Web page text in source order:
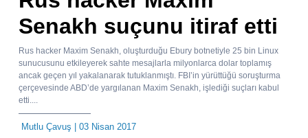
Senakh suçunu itiraf etti
Rus hacker Maxim Senakh, oluşturduğu Ebury botnetiyle 25 bin Linux
sunucusunu etkileyerek sahte mesajlarla milyonlarca dolar toplamış
ancak geçen yıl yakalanarak tutuklanmıştı. FBI’in yürüttüğü soruşturma
çerçevesinde ABD’de yargılanan Maxim Senakh, işlediği suçları kabul
etti....
Mutlu Çavuş | 03 Nisan 2017